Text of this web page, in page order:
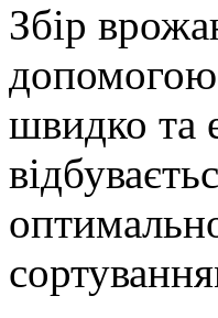
Збір
допомогою
швидко та